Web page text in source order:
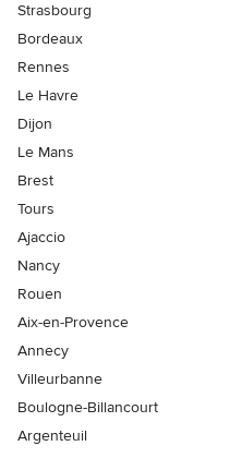
Strasbourg
Bordeaux
Rennes
Le Havre
Dijon
Le Mans
Brest
Tours
Ajaccio
Nancy
Rouen
Aix-en-Provence
Annecy
Villeurbanne
Boulogne-Billancourt
Argenteuil